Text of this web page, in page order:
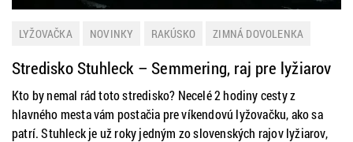
LYŽOVAČKA NOVINKY RAKÚSKO ZIMNÁ DOVOLENKA
Stredisko Stuhleck – Semmering, raj pre lyžiarov
Kto by nemal rád toto stredisko? Necelé 2 hodiny cesty z
hlavného mesta vám postačia pre víkendovú lyžovačku, ako sa
patrí. Stuhleck je už roky jedným zo slovenských rajov lyžiarov,